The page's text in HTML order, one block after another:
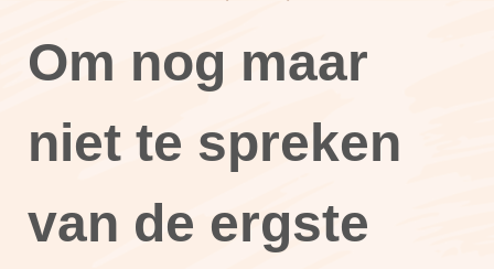
Om nog maar
niet te spreken
van de ergste